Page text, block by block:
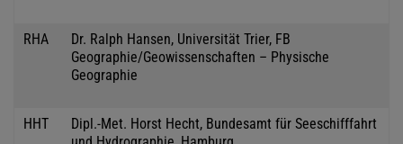
RHA
Dr. Ralph Hansen, Universität Trier, FB
Geographie/Geowissenschaften – Physische
Geographie
HHT
Dipl.-Met. Horst Hecht, Bundesamt für Seeschifffahrt